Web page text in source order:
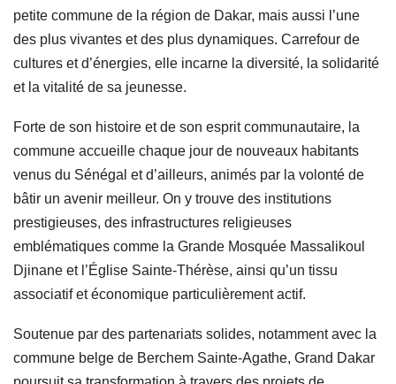
petite commune de la région de Dakar, mais aussi l’une
des plus vivantes et des plus dynamiques. Carrefour de
cultures et d’énergies, elle incarne la diversité, la solidarité
et la vitalité de sa jeunesse.
Forte de son histoire et de son esprit communautaire, la
commune accueille chaque jour de nouveaux habitants
venus du Sénégal et d’ailleurs, animés par la volonté de
bâtir un avenir meilleur. On y trouve des institutions
prestigieuses, des infrastructures religieuses
emblématiques comme la Grande Mosquée Massalikoul
Djinane et l’Église Sainte-Thérèse, ainsi qu’un tissu
associatif et économique particulièrement actif.
Soutenue par des partenariats solides, notamment avec la
commune belge de Berchem Sainte-Agathe, Grand Dakar